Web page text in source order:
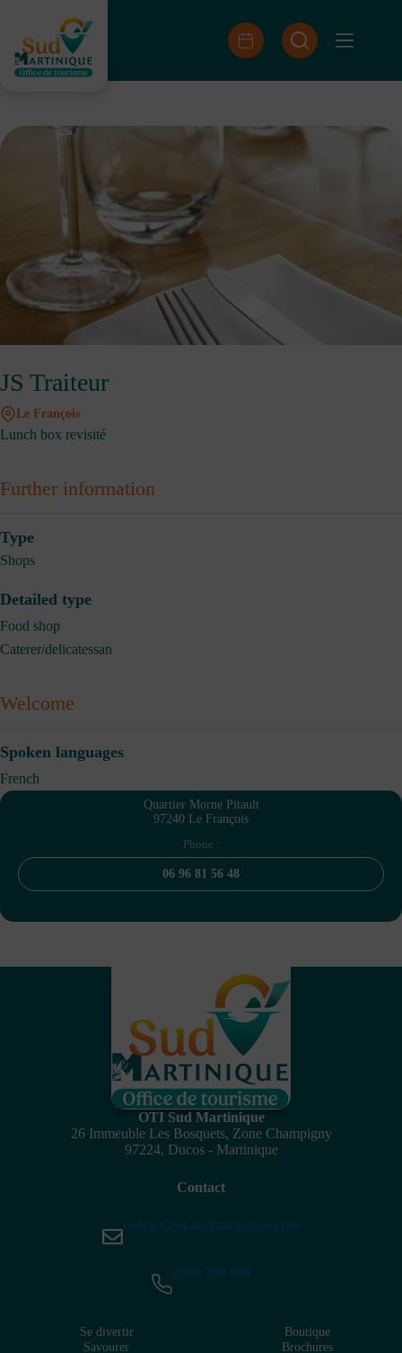
content
JS Traiteur
Le François
Lunch box revisité
Further information
Type
Shops
Detailed type
Food shop
Caterer/delicatessan
Welcome
Spoken languages
French
Quartier Morne Pitault
97240 Le François
Phone :
06 96 81 56 48
OTI Sud Martinique
26 Immeuble Les Bosquets, Zone Champigny
97224, Ducos - Martinique
Contact
contact@ot-sudmartinique.com
0596 280 999
Se divertir
Savourer
Boutique
Brochures